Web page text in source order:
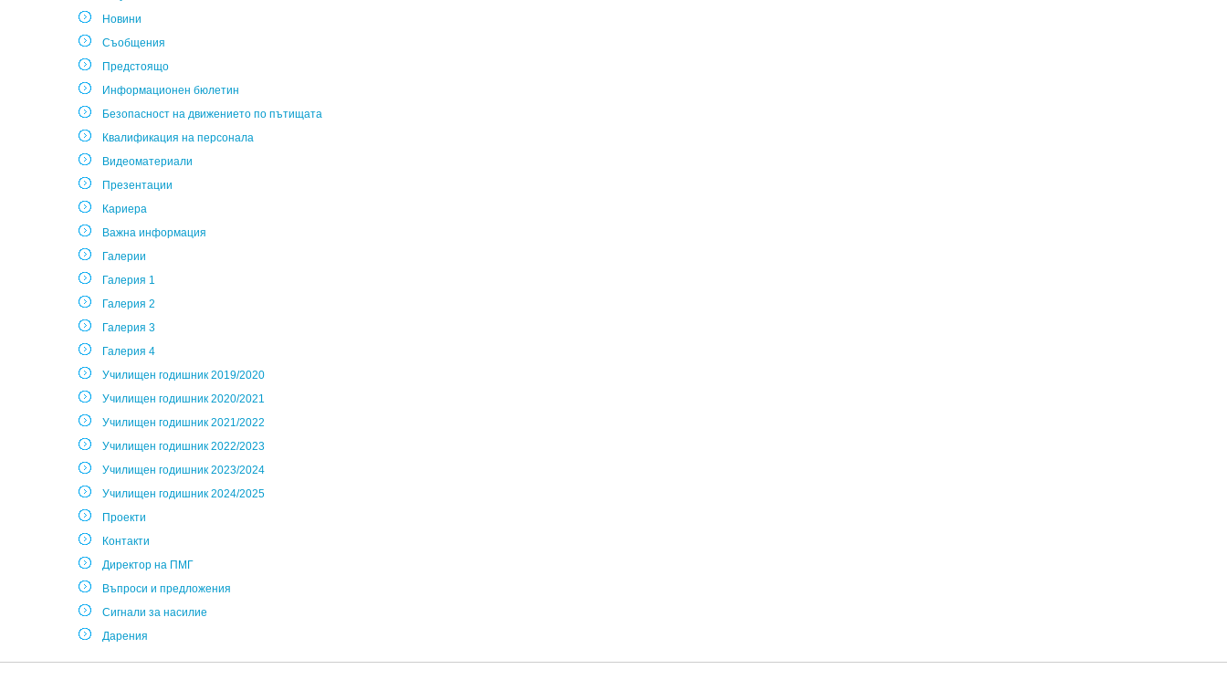
Новини
Съобщения
Предстоящо
Информационен бюлетин
Безопасност на движението по пътищата
Квалификация на персонала
Видеоматериали
Презентации
Кариера
Важна информация
Галерии
Галерия 1
Галерия 2
Галерия 3
Галерия 4
Училищен годишник 2019/2020
Училищен годишник 2020/2021
Училищен годишник 2021/2022
Училищен годишник 2022/2023
Училищен годишник 2023/2024
Училищен годишник 2024/2025
Проекти
Контакти
Директор на ПМГ
Въпроси и предложения
Сигнали за насилие
Дарения